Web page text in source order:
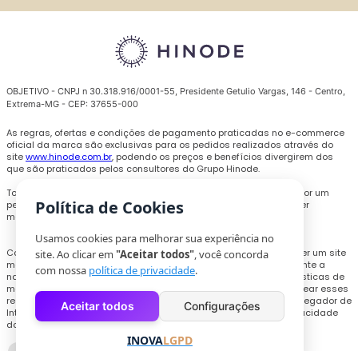
OBJETIVO - CNPJ n 30.318.916/0001-55, Presidente Getulio Vargas, 146 - Centro,
Extrema-MG - CEP: 37655-000
As regras, ofertas e condições de pagamento praticadas no e-commerce
oficial da marca são exclusivas para os pedidos realizados através do
sitewww.hinode.com.br, podendo os preços e benefícios divergirem dos
que são praticados pelos consultores do Grupo Hinode.
Todas as promoções, descontos e preços são válidos somente por um
período limitado e podem ser alterados ou encerrados a qualquer
momento sem prévio aviso.
Com o objetivo de personalizar a experiência de compra e oferecer um site
melhor, cookies e outras tecnologias poderão ser utilizados durante a
navegação, para coletar informações técnicas e compilar estatísticas de
monitoramento de uso do site. Os usuários que pretendam bloquear esses
recursos, deverão acessar as configurações necessários no navegador de
Internet ou realizar o procedimento explicitado na Política de Privacidade
do site.
Política de Cookies
Usamos cookies para melhorar sua experiência no
site. Ao clicar em "Aceitar todos", você concorda
com nossa política de privacidade.
Aceitar todos Configurações
INOVALGPD